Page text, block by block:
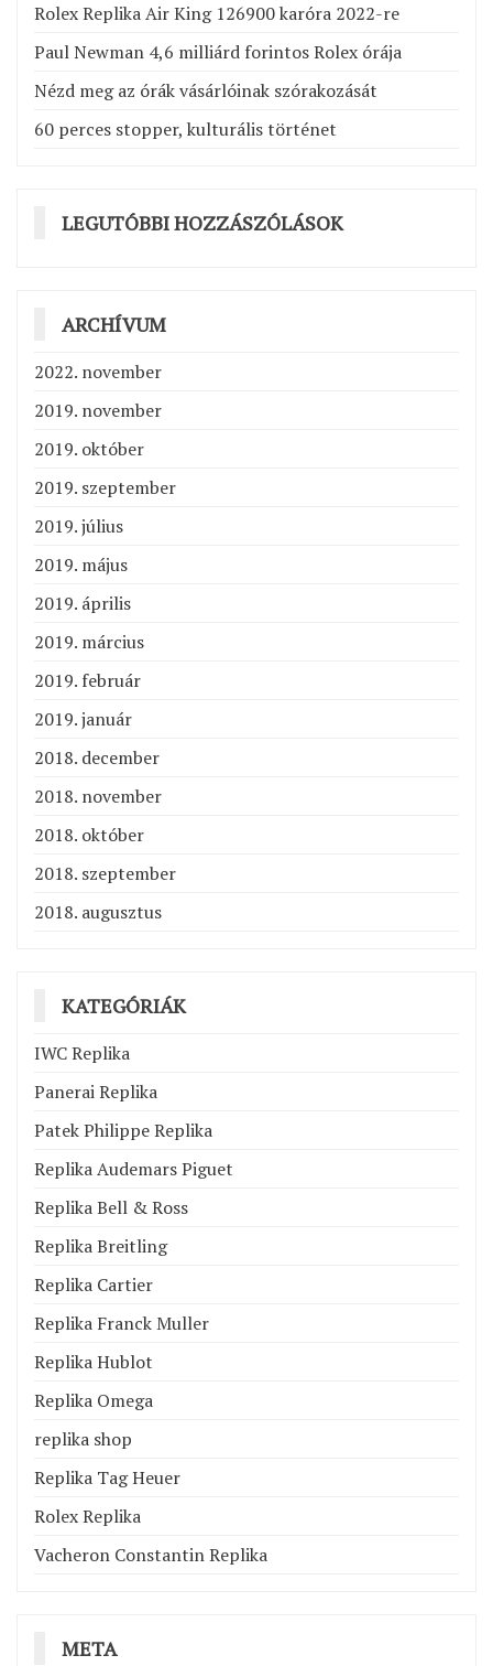
Rolex Replika Air King 126900 karóra 2022-re
Paul Newman 4,6 milliárd forintos Rolex órája
Nézd meg az órák vásárlóinak szórakozását
60 perces stopper, kulturális történet
LEGUTÓBBI HOZZÁSZÓLÁSOK
ARCHÍVUM
2022. november
2019. november
2019. október
2019. szeptember
2019. július
2019. május
2019. április
2019. március
2019. február
2019. január
2018. december
2018. november
2018. október
2018. szeptember
2018. augusztus
KATEGÓRIÁK
IWC Replika
Panerai Replika
Patek Philippe Replika
Replika Audemars Piguet
Replika Bell & Ross
Replika Breitling
Replika Cartier
Replika Franck Muller
Replika Hublot
Replika Omega
replika shop
Replika Tag Heuer
Rolex Replika
Vacheron Constantin Replika
META